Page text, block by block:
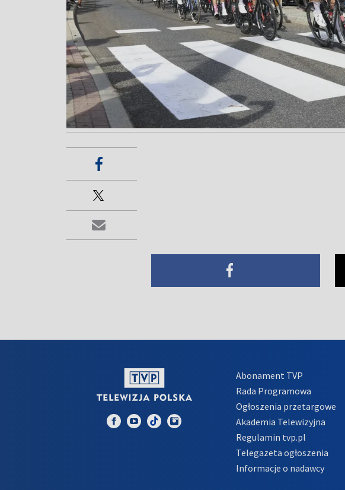
Abonament TVP
Rada Programowa
Ogłoszenia przetargowe
Akademia Telewizyjna
Regulamin tvp.pl
Telegazeta ogłoszenia
Informacje o nadawcy